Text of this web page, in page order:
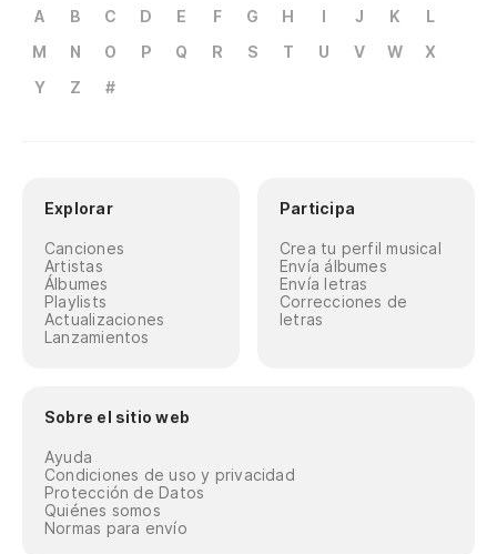
A B C D E F G H I J K
L
M
N O P Q R S T U V W
X
Y
Z #
Explorar
Canciones
Artistas
Álbumes
Playlists
Actualizaciones
Lanzamientos
Participa
Crea tu perfil musical
Envía álbumes
Envía letras
Correcciones de
letras
Sobre el sitio web
Ayuda
Condiciones de uso y privacidad
Protección de Datos
Quiénes somos
Normas para envío